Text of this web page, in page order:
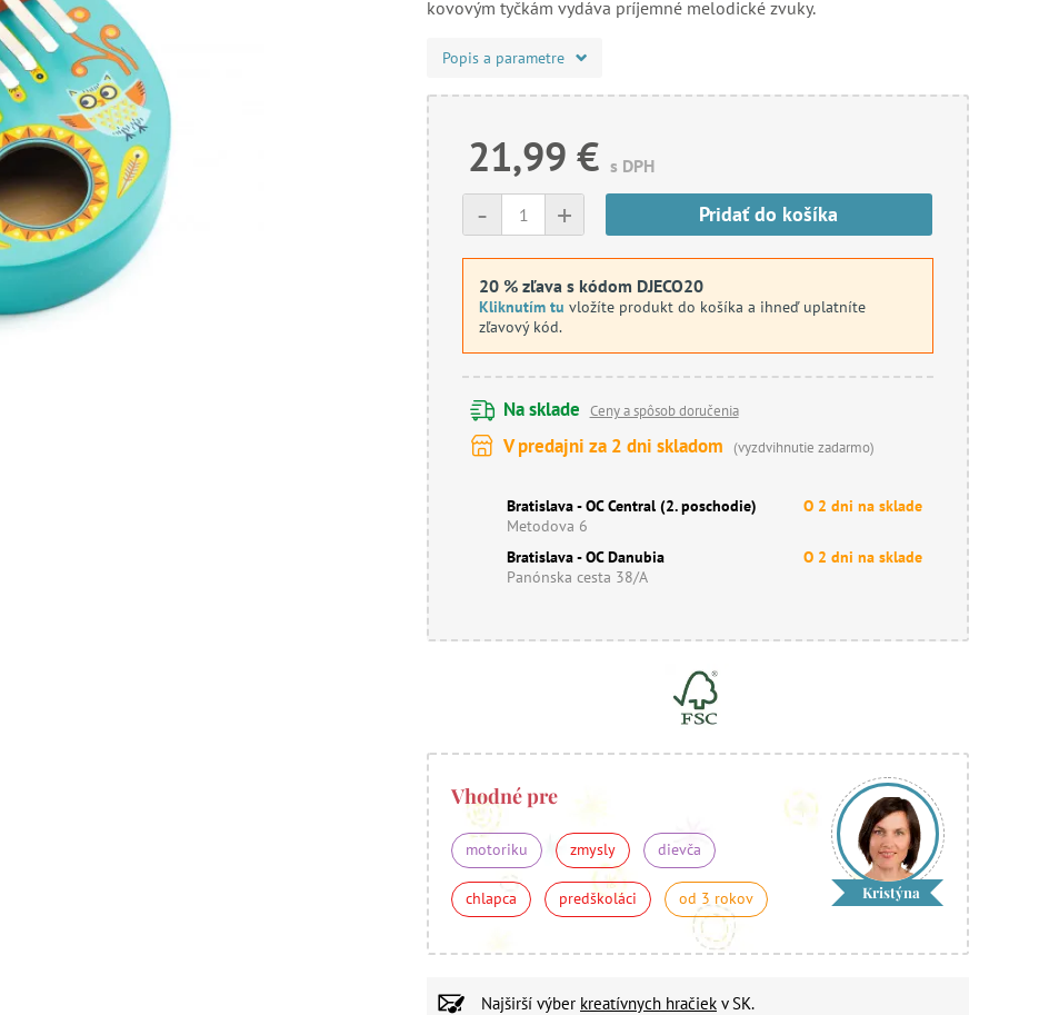
kovovým tyčkám vydáva príjemné melodické zvuky.
Popis a parametre
21,99 € s DPH
+
- Pridať do košíka
20 % zľava s kódom DJECO20
Kliknutím tu vložíte produkt do košíka a ihneď uplatníte
zľavový kód.
Na sklade Ceny a spôsob doručenia
V predajni za 2 dni skladom (vyzdvihnutie zadarmo)
Bratislava - OC Central (2. poschodie)
Metodova 6
O 2 dni na sklade
Bratislava - OC Danubia
Panónska cesta 38/A
O 2 dni na sklade
Vhodné pre
motoriku zmysly dievča
chlapca predškoláci od 3 rokov Kristýna
Najširší výber kreatívnych hračiek v SK.